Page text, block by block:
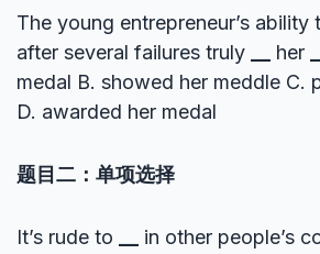
The young entrepreneur’s
after several failures truly
her
medal B. showed her meddle C.
D. awarded her medal
题目二：单项选择
It’s rude to
in other people’s